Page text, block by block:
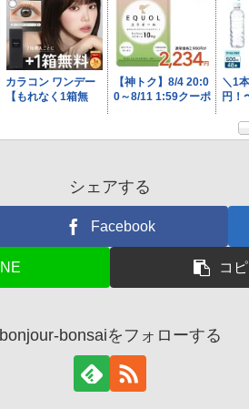
シェアする
Facebook
コ
bonjour-bonsaiをフォローする